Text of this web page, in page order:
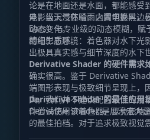
论是在地面还是水面，都能感受
外，当天气在晴雨之间切换时，
动态变化。
电影级沉浸体验：内置电影黑边
bars）与专业级的动态模糊，赋
的电影质感。
精细生态环境：着色器对水下光
出极具真实感与细节深度的水下
Derivative Shader 的硬件需求
确实很高。鉴于 Derivative
端图形表现与极致细节呈现上，
大。我们并不建议配置较低的设
件尝试使用该着色器，以免影响
Derivative Shader 的最佳应用
Derivative Shader 是展示宏大
的最佳拍档。对于追求极致视觉